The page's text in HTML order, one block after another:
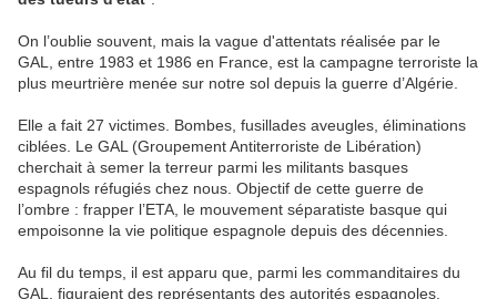
On l’oublie souvent, mais la vague d'attentats réalisée par le
GAL, entre 1983 et 1986 en France, est la campagne terroriste la
plus meurtrière menée sur notre sol depuis la guerre d’Algérie.
Elle a fait 27 victimes. Bombes, fusillades aveugles, éliminations
ciblées. Le GAL (Groupement Antiterroriste de Libération)
cherchait à semer la terreur parmi les militants basques
espagnols réfugiés chez nous. Objectif de cette guerre de
l’ombre : frapper l’ETA, le mouvement séparatiste basque qui
empoisonne la vie politique espagnole depuis des décennies.
Au fil du temps, il est apparu que, parmi les commanditaires du
GAL, figuraient des représentants des autorités espagnoles.